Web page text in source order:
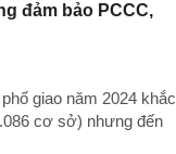
đảm bảo PCCC,
giao năm 2024 khắc
cơ sở) nhưng đến